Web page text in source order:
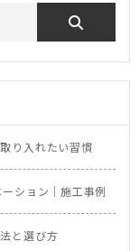
り入れたい習慣
ション｜施工事例
と選び方